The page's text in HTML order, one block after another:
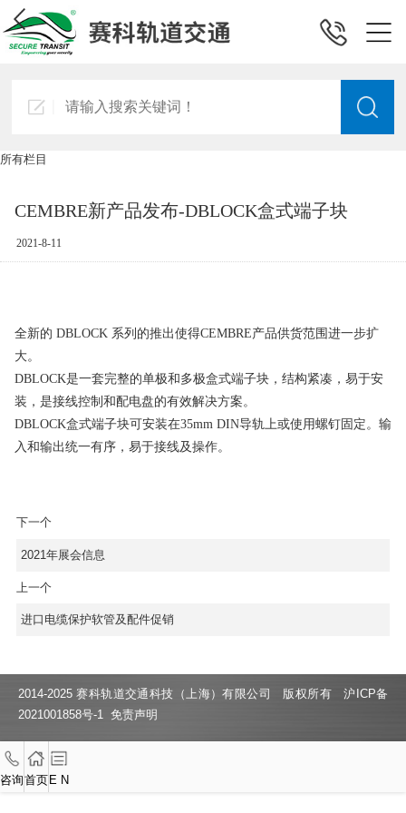
所有栏目
CEMBRE新产品发布-DBLOCK盒式端子块
2021-8-11
全新的 DBLOCK 系列的推出使得CEMBRE产品供货范围进一步扩
大。
DBLOCK是一套完整的单极和多极盒式端子块，结构紧凑，易于安
装，是接线控制和配电盘的有效解决方案。
DBLOCK盒式端子块可安装在35mm DIN导轨上或使用螺钉固定。输
入和输出统一有序，易于接线及操作。
下一个
2021年展会信息
上一个
进口电缆保护软管及配件促销
2014-2025 赛科轨道交通科技（上海）有限公司 版权所有沪ICP备
2021001858号-1
免责声明
咨询首页 E N